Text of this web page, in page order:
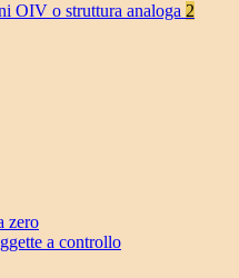
OIV o struttura analoga 2
zero
a controllo